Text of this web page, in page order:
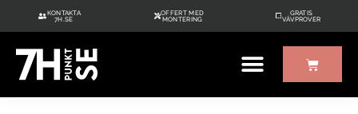
KONTAKTA
7H.SE
OFFERT MED
MONTERING
GRATIS
VÄVPROVER